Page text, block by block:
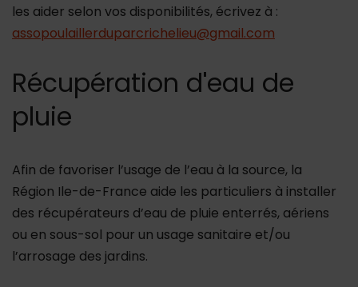
les aider selon vos disponibilités, écrivez à :
assopoulaillerduparcrichelieu@gmail.com
Récupération d'eau de
pluie
Afin de favoriser l’usage de l’eau à la source, la
Région Ile-de-France aide les particuliers à installer
des récupérateurs d’eau de pluie enterrés, aériens
ou en sous-sol pour un usage sanitaire et/ou
l’arrosage des jardins.